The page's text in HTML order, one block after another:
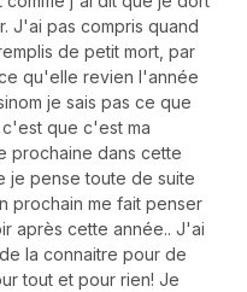
J'ai pas compris quand
de petit mort, par
qu'elle revien l'année
je sais pas ce que
que c'est ma
prochaine dans cette
je pense toute de suite
prochain me fait penser
après cette année.. J'ai
la connaitre pour de
tout et pour rien! Je